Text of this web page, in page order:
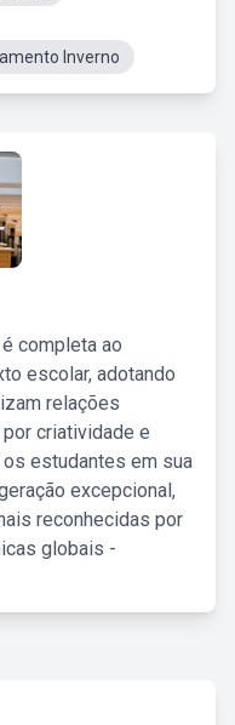
Inverno
completa ao
escolar, adotando
relações
criatividade e
estudantes em sua
excepcional,
reconhecidas por
globais -